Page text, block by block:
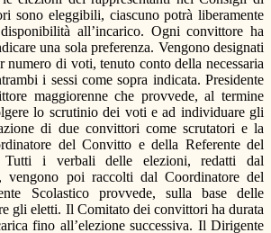
sono eleggibili, ciascuno potrà liberamente
all’incarico. Ogni convittore ha
una sola preferenza. Vengono designati
numero di voti, tenuto conto della necessaria
i sessi come sopra indicata. Presidente
maggiorenne che provvede, al termine
lo scrutinio dei voti e ad individuare gli
di due convittori come scrutatori e la
del Convitto e della Referente del
Tutti i verbali delle elezioni, redatti dal
vengono poi raccolti dal Coordinatore del
Scolastico provvede, sulla base delle
gli eletti. Il Comitato dei convittori ha durata
fino all’elezione successiva. Il Dirigente